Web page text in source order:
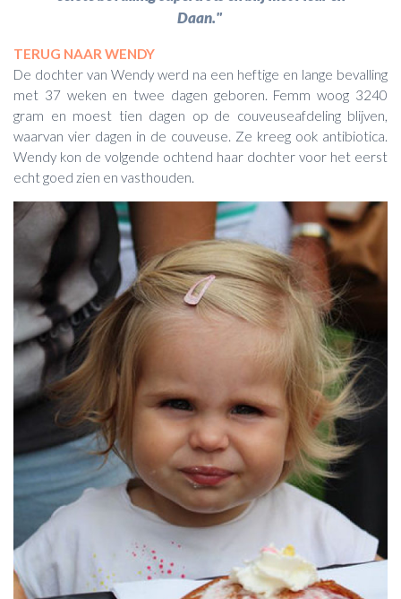
Daan."
TERUG NAAR WENDY
De dochter van Wendy werd na een heftige en lange bevalling
met 37 weken en twee dagen geboren. Femm woog 3240
gram en moest tien dagen op de couveuseafdeling blijven,
waarvan vier dagen in de couveuse. Ze kreeg ook antibiotica.
Wendy kon de volgende ochtend haar dochter voor het eerst
echt goed zien en vasthouden.